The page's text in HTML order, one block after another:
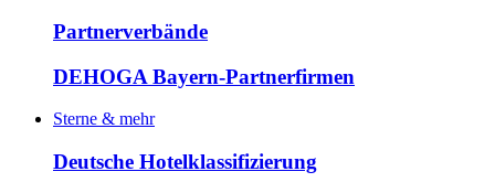
Partnerverbände
DEHOGA Bayern-Partnerfirmen
Sterne & mehr
Deutsche Hotelklassifizierung